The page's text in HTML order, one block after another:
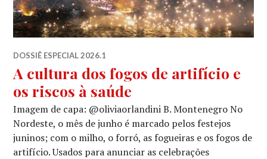
DOSSIÊ ESPECIAL 2026.1
A cultura dos fogos de artifício e
os riscos à saúde
Imagem de capa: @oliviaorlandini B. Montenegro No
Nordeste, o mês de junho é marcado pelos festejos
juninos; com o milho, o forró, as fogueiras e os fogos de
artifício. Usados para anunciar as celebrações